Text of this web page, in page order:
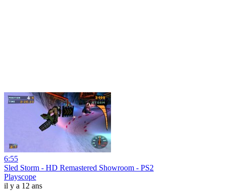
6:55
Sled Storm - HD Remastered Showroom - PS2
Playscope
il y a 12 ans